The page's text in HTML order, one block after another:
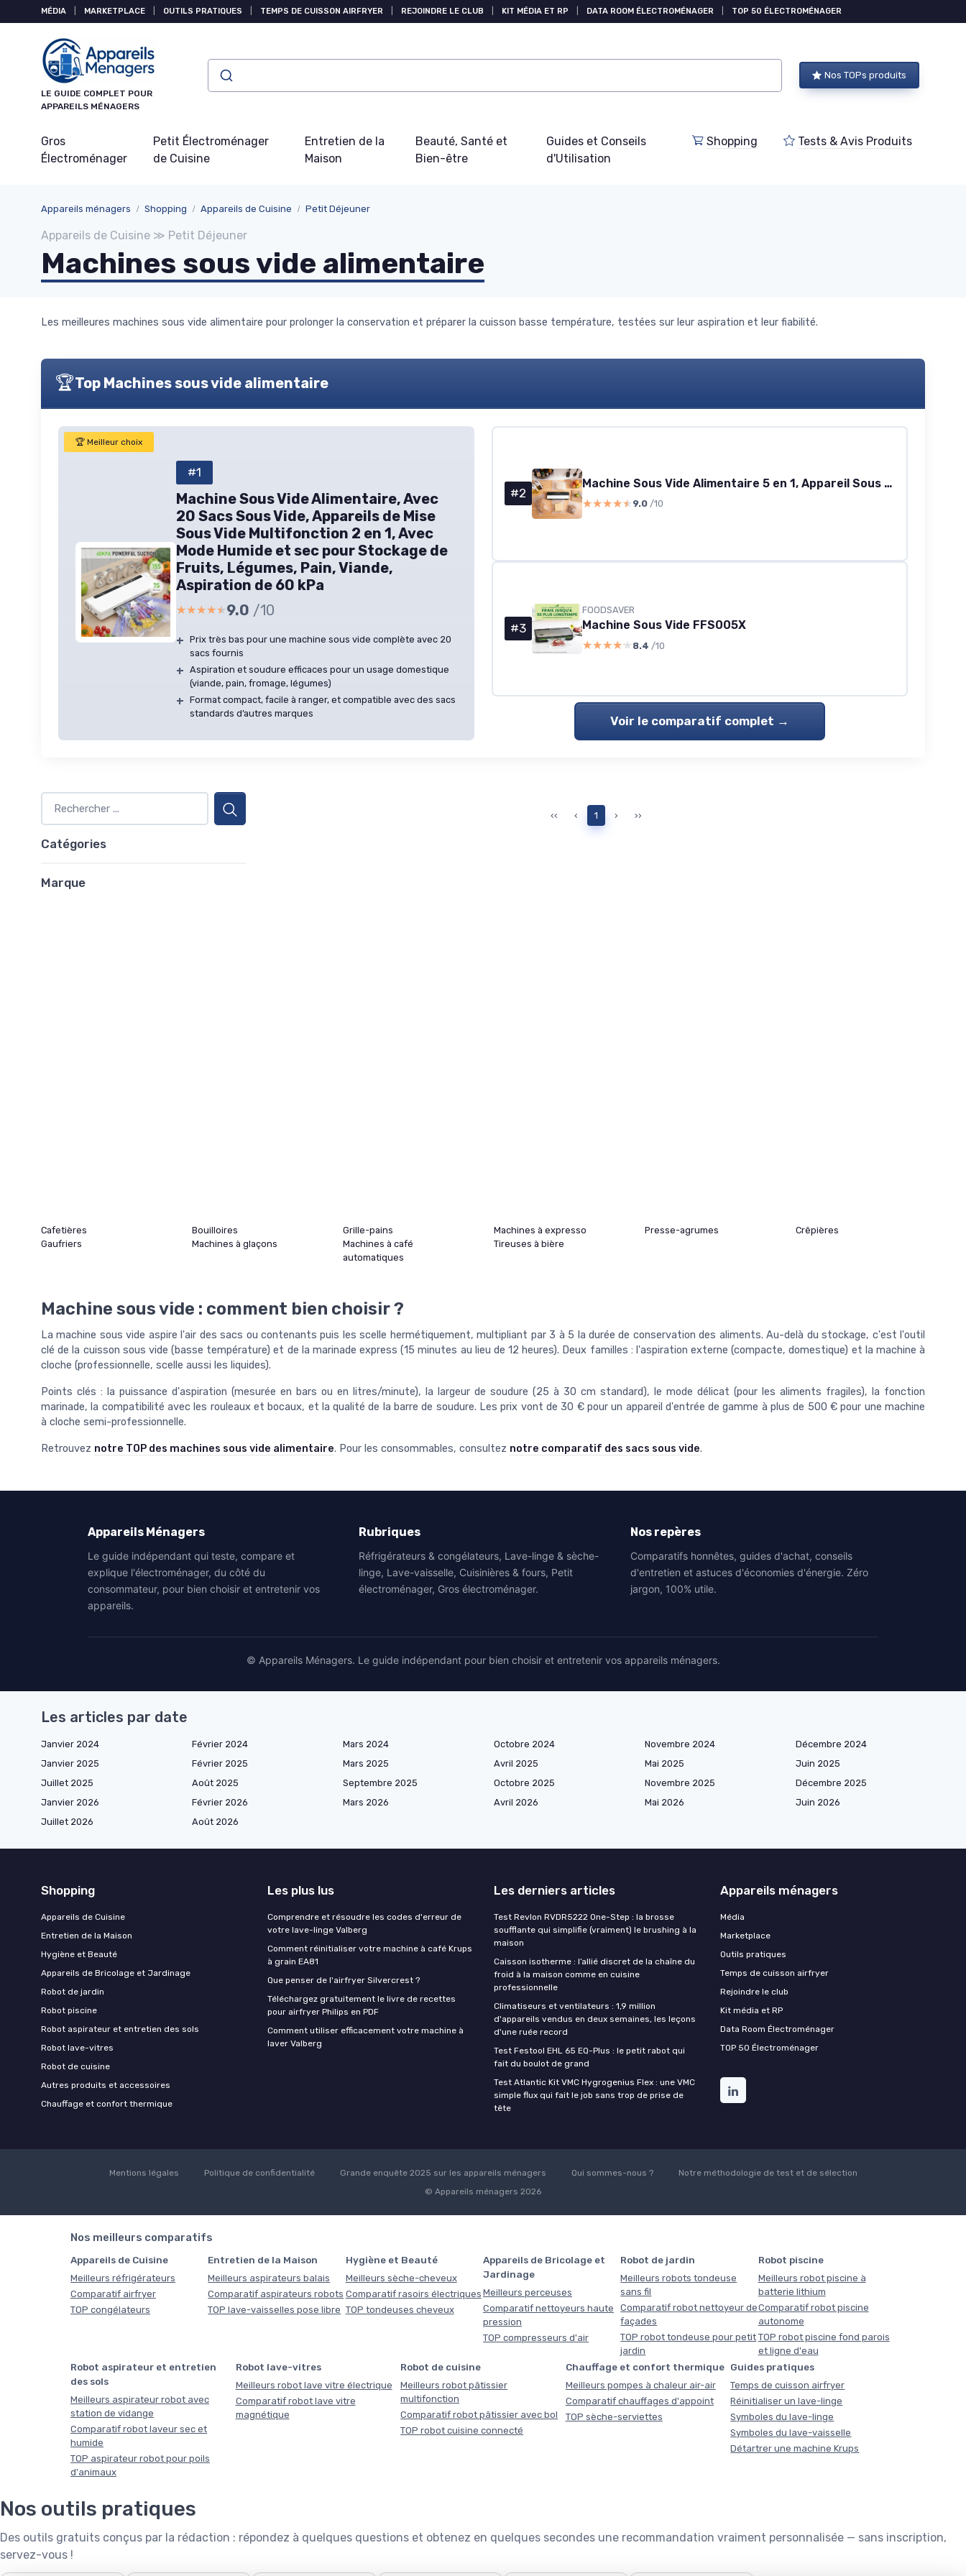
MÉDIA MARKETPLACE OUTILS PRATIQUES TEMPS DE CUISSON AIRFRYER REJOINDRE LE CLUB KIT MÉDIA ET RP DATA ROOM ÉLECTROMÉNAGER TOP 50 ÉLECTROMÉNAGER
LE GUIDE COMPLET POUR
APPAREILS MÉNAGERS
Nos TOPs produits
Gros
Électroménager
Petit Électroménager
de Cuisine
Entretien de la
Maison
Beauté, Santé et
Bien-être
Guides et Conseils
d'Utilisation
Shopping Tests & Avis Produits
Appareils ménagers Shopping Appareils de Cuisine Petit Déjeuner
Appareils de Cuisine ≫ Petit Déjeuner
Machines sous vide alimentaire
Les meilleures machines sous vide alimentaire pour prolonger la conservation et préparer la cuisson basse température, testées sur leur aspiration et leur fiabilité.
🏆Top Machines sous vide alimentaire
🏆 Meilleur choix
#1
Machine Sous Vide Alimentaire, Avec
20 Sacs Sous Vide, Appareils de Mise
Sous Vide Multifonction 2 en 1, Avec
Mode Humide et sec pour Stockage de
Fruits, Légumes, Pain, Viande,
Aspiration de 60 kPa
★★★★★
★★★★★9.0 /10
+ Prix très bas pour une machine sous vide complète avec 20
sacs fournis
+ Aspiration et soudure efficaces pour un usage domestique
(viande, pain, fromage, légumes)
+ Format compact, facile à ranger, et compatible avec des sacs
standards d’autres marques
#2
Machine Sous Vide Alimentaire 5 en 1, Appareil Sous Vide Alimentaire avec Mode Sec et Humide, Sacs Vide Inclus, Emballeur Sous Vide la Cuisine et la Conservation - (Black, 10 vacuum bags) Black 10 vacuum bags
★★★★★
★★★★★ 9.0 /10
#3
FOODSAVER
Machine Sous Vide FFS005X
★★★★★
★★★★★ 8.4 /10
Voir le comparatif complet →
Catégories
Marque
‹‹ ‹ 1 › ››
Cafetières Bouilloires Grille-pains Machines à expresso Presse-agrumes
Crêpières
Gaufriers
Machines à glaçons
Machines à café
automatiques
Tireuses à bière
Machine sous vide : comment bien choisir ?
La machine sous vide aspire l'air des sacs ou contenants puis les scelle hermétiquement, multipliant par 3 à 5 la durée de conservation des aliments. Au-delà du stockage, c'est l'outil
clé de la cuisson sous vide (basse température) et de la marinade express (15 minutes au lieu de 12 heures). Deux familles : l'aspiration externe (compacte, domestique) et la machine à
cloche (professionnelle, scelle aussi les liquides).
Points clés : la puissance d'aspiration (mesurée en bars ou en litres/minute), la largeur de soudure (25 à 30 cm standard), le mode délicat (pour les aliments fragiles), la fonction
marinade, la compatibilité avec les rouleaux et bocaux, et la qualité de la barre de soudure. Les prix vont de 30 € pour un appareil d'entrée de gamme à plus de 500 € pour une machine
à cloche semi-professionnelle.
Retrouvez notre TOP des machines sous vide alimentaire. Pour les consommables, consultez notre comparatif des sacs sous vide.
Appareils Ménagers
Le guide indépendant qui teste, compare et
explique l'électroménager, du côté du
consommateur, pour bien choisir et entretenir vos
appareils.
Rubriques
Réfrigérateurs & congélateurs, Lave-linge & sèche-
linge, Lave-vaisselle, Cuisinières & fours, Petit
électroménager, Gros électroménager.
Nos repères
Comparatifs honnêtes, guides d'achat, conseils
d'entretien et astuces d'économies d'énergie. Zéro
jargon, 100% utile.
© Appareils Ménagers. Le guide indépendant pour bien choisir et entretenir vos appareils ménagers.
Les articles par date
Janvier 2024 Février 2024 Mars 2024 Octobre 2024 Novembre 2024
Décembre 2024
Janvier 2025
Février 2025 Mars 2025 Avril 2025 Mai 2025
Juin 2025
Juillet 2025
Août 2025 Septembre 2025 Octobre 2025 Novembre 2025
Décembre 2025
Janvier 2026
Février 2026 Mars 2026 Avril 2026 Mai 2026
Juin 2026
Juillet 2026
Août 2026
Shopping
Appareils de Cuisine
Entretien de la Maison
Hygiène et Beauté
Appareils de Bricolage et Jardinage
Robot de jardin
Robot piscine
Robot aspirateur et entretien des sols
Robot lave-vitres
Robot de cuisine
Autres produits et accessoires
Chauffage et confort thermique
Les plus lus
Comprendre et résoudre les codes d'erreur de
votre lave-linge Valberg
Comment réinitialiser votre machine à café Krups
à grain EA81
Que penser de l'airfryer Silvercrest ?
Téléchargez gratuitement le livre de recettes
pour airfryer Philips en PDF
Comment utiliser efficacement votre machine à
laver Valberg
Les derniers articles
Test Revlon RVDR5222 One-Step : la brosse
soufflante qui simplifie (vraiment) le brushing à la
maison
Caisson isotherme : l’allié discret de la chaîne du
froid à la maison comme en cuisine
professionnelle
Climatiseurs et ventilateurs : 1,9 million
d'appareils vendus en deux semaines, les leçons
d'une ruée record
Test Festool EHL 65 EQ-Plus : le petit rabot qui
fait du boulot de grand
Test Atlantic Kit VMC Hygrogenius Flex : une VMC
simple flux qui fait le job sans trop de prise de
tête
Appareils ménagers
Média
Marketplace
Outils pratiques
Temps de cuisson airfryer
Rejoindre le club
Kit média et RP
Data Room Électroménager
TOP 50 Électroménager
Mentions légales Politique de confidentialité Grande enquête 2025 sur les appareils ménagers Qui sommes-nous ?
Notre méthodologie de test et de sélection
© Appareils ménagers 2026
Nos meilleurs comparatifs
Appareils de Cuisine
Meilleurs réfrigérateurs
Comparatif airfryer
TOP congélateurs
Entretien de la Maison
Meilleurs aspirateurs balais
Comparatif aspirateurs robots
TOP lave-vaisselles pose libre
Hygiène et Beauté
Meilleurs sèche-cheveux
Comparatif rasoirs électriques
TOP tondeuses cheveux
Appareils de Bricolage et
Jardinage
Meilleurs perceuses
Comparatif nettoyeurs haute
pression
TOP compresseurs d'air
Robot de jardin
Meilleurs robots tondeuse
sans fil
Comparatif robot nettoyeur de
façades
TOP robot tondeuse pour petit
jardin
Robot piscine
Meilleurs robot piscine à
batterie lithium
Comparatif robot piscine
autonome
TOP robot piscine fond parois
et ligne d'eau
Robot aspirateur et entretien
des sols
Meilleurs aspirateur robot avec
station de vidange
Comparatif robot laveur sec et
humide
TOP aspirateur robot pour poils
d'animaux
Robot lave-vitres
Meilleurs robot lave vitre électrique
Comparatif robot lave vitre
magnétique
Robot de cuisine
Meilleurs robot pâtissier
multifonction
Comparatif robot pâtissier avec bol
TOP robot cuisine connecté
Chauffage et confort thermique
Meilleurs pompes à chaleur air-air
Comparatif chauffages d'appoint
TOP sèche-serviettes
Guides pratiques
Temps de cuisson airfryer
Réinitialiser un lave-linge
Symboles du lave-linge
Symboles du lave-vaisselle
Détartrer une machine Krups
Nos outils pratiques
Des outils gratuits conçus par la rédaction : répondez à quelques questions et obtenez en quelques secondes une recommandation vraiment personnalisée — sans inscription,
servez-vous !
Panneau de gestion des cookies